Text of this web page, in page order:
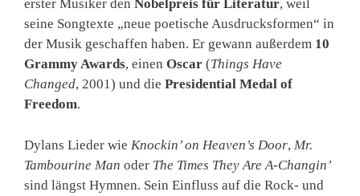
erster Musiker den Nobelpreis für Literatur, weil
seine Songtexte „neue poetische Ausdrucksformen“ in
der Musik geschaffen haben. Er gewann außerdem 10
Grammy Awards, einen Oscar (Things Have
Changed, 2001) und die Presidential Medal of
Freedom.
Dylans Lieder wie Knockin’ on Heaven’s Door, Mr.
Tambourine Man oder The Times They Are A-Changin’
sind längst Hymnen. Sein Einfluss auf die Rock- und